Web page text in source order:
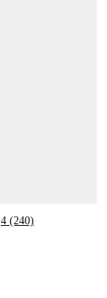
4 (240)